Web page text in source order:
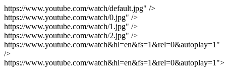
https://www.youtube.com/watch/default.jpg" />
https://www.youtube.com/watch/0.jpg" />
https://www.youtube.com/watch/1.jpg" />
https://www.youtube.com/watch/2.jpg" />
https://www.youtube.com/watch&hl=en&fs=1&rel=0&autoplay=1"
/>
https://www.youtube.com/watch&hl=en&fs=1&rel=0&autoplay=1">